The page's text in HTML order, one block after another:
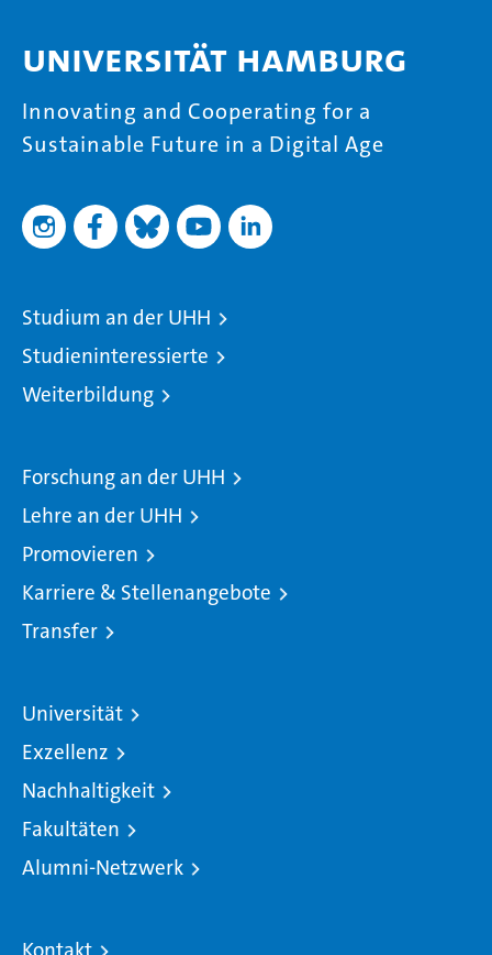
Universität Hamburg
Innovating and Cooperating for a
Sustainable Future in a Digital Age
Studium an der UHH
Studieninteressierte
Weiterbildung
Forschung an der UHH
Lehre an der UHH
Promovieren
Karriere & Stellenangebote
Transfer
Universität
Exzellenz
Nachhaltigkeit
Fakultäten
Alumni-Netzwerk